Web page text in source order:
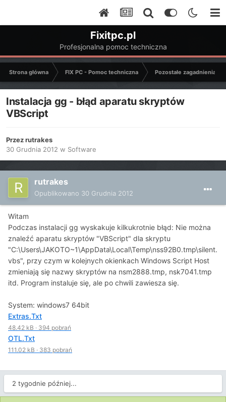
Fixitpc.pl
Profesjonalna pomoc techniczna
Strona główna FIX PC - Pomoc techniczna Pozostałe zagadnienia
Instalacja gg - błąd aparatu skryptów
VBScript
Przezrutrakes
30 Grudnia 2012 w Software
rutrakes
Opublikowano 30 Grudnia 2012
Witam
Podczas instalacji gg wyskakuje kilkukrotnie błąd: Nie można
znaleźć aparatu skryptów "VBScript" dla skryptu
"C:\Users\JAKOTO~1\AppData\Local\Temp\nss92B0.tmp\silent.
vbs", przy czym w kolejnych okienkach Windows Script Host
zmieniają się nazwy skryptów na nsm2888.tmp, nsk7041.tmp
itd. Program instaluje się, ale po chwili zawiesza się.
System: windows7 64bit
Extras.Txt
48.42 kB · 394 pobrań
OTL.Txt
111.02 kB · 383 pobrań
2 tygodnie później...